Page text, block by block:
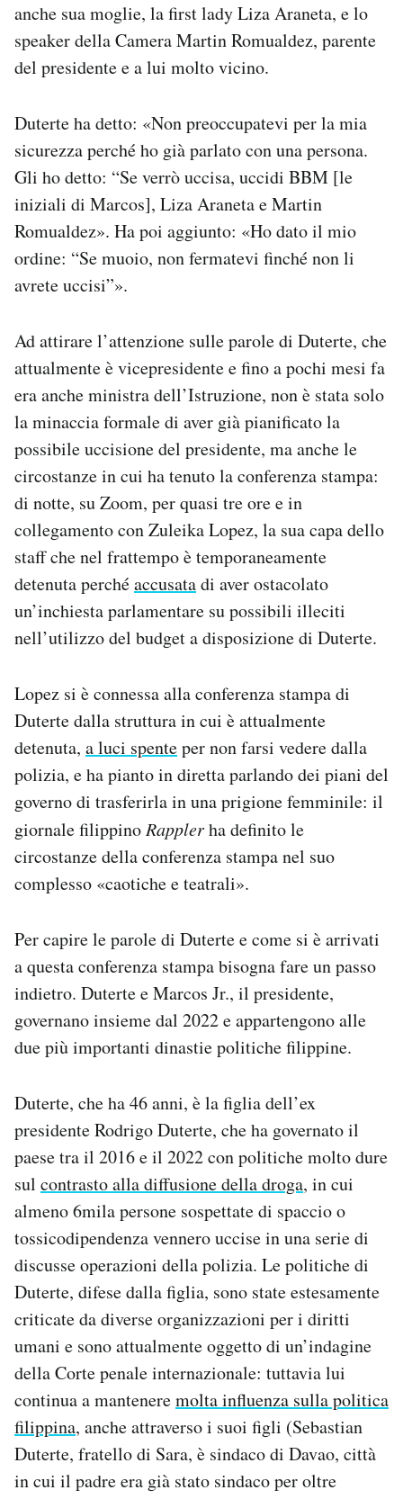
anche sua moglie, la first lady Liza Araneta, e lo
speaker della Camera Martin Romualdez, parente
del presidente e a lui molto vicino.
Duterte ha detto: «Non preoccupatevi per la mia
sicurezza perché ho già parlato con una persona.
Gli ho detto: “Se verrò uccisa, uccidi BBM [le
iniziali di Marcos], Liza Araneta e Martin
Romualdez». Ha poi aggiunto: «Ho dato il mio
ordine: “Se muoio, non fermatevi finché non li
avrete uccisi”».
Ad attirare l’attenzione sulle parole di Duterte, che
attualmente è vicepresidente e fino a pochi mesi fa
era anche ministra dell’Istruzione, non è stata solo
la minaccia formale di aver già pianificato la
possibile uccisione del presidente, ma anche le
circostanze in cui ha tenuto la conferenza stampa:
di notte, su Zoom, per quasi tre ore e in
collegamento con Zuleika Lopez, la sua capa dello
staff che nel frattempo è temporaneamente
detenuta perchéaccusatadi aver ostacolato
un’inchiesta parlamentare su possibili illeciti
nell’utilizzo del budget a disposizione di Duterte.
Lopez si è connessa alla conferenza stampa di
Duterte dalla struttura in cui è attualmente
detenuta, a luci spenteper non farsi vedere dalla
polizia, e ha pianto in diretta parlando dei piani del
governo di trasferirla in una prigione femminile: il
giornale filippinoRapplerha definito le
circostanze della conferenza stampa nel suo
complesso «caotiche e teatrali».
Per capire le parole di Duterte e come si è arrivati
a questa conferenza stampa bisogna fare un passo
indietro. Duterte e Marcos Jr., il presidente,
governano insieme dal 2022 e appartengono alle
due più importanti dinastie politiche filippine.
Duterte, che ha 46 anni, è la figlia dell’ex
presidente Rodrigo Duterte, che ha governato il
paese tra il 2016 e il 2022 con politiche molto dure
sul contrasto alla diffusione della droga, in cui
almeno 6mila persone sospettate di spaccio o
tossicodipendenza vennero uccise in una serie di
discusse operazioni della polizia. Le politiche di
Duterte, difese dalla figlia, sono state estesamente
criticate da diverse organizzazioni per i diritti
umani e sono attualmente oggetto di un’indagine
della Corte penale internazionale: tuttavia lui
continua a manteneremolta influenza sulla politica
filippina, anche attraverso i suoi figli (Sebastian
Duterte, fratello di Sara, è sindaco di Davao, città
in cui il padre era già stato sindaco per oltre